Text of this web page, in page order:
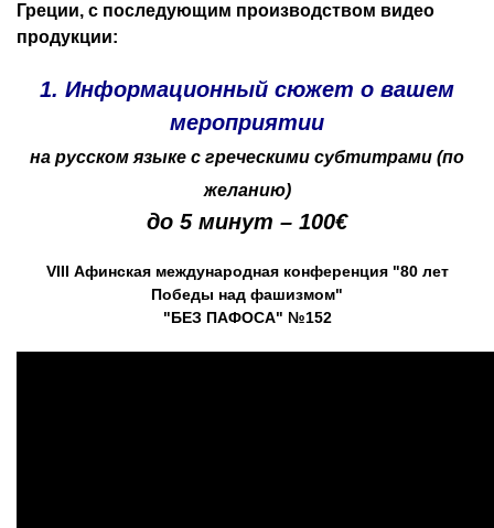
Греции, с последующим производством видео
продукции:
1. Информационный сюжет о вашем
мероприятии
на русском языке с греческими субтитрами (по
желанию)
до 5 минут – 100€
VIII Афинская международная конференция "80 лет
Победы над фашизмом"
"БЕЗ ПАФОСА" №152